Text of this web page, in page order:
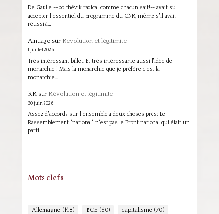
De Gaulle --bolchévik radical comme chacun sait!-- avait su
accepter l'essentiel du programme du CNR, même s'il avait
réussi à…
Ainuagesur Révolution et légitimité
1 juillet 2026
Très intéressant billet. Et très intéressante aussi l'idée de
monarchie ! Mais la monarchie que je préfère c'est la
monarchie…
RR sur Révolution et légitimité
30 juin 2026
Assez d'accords sur l'ensemble à deux choses près: Le
Rassemblement "national" n'est pas le Front national qui était un
parti…
Mots clefs
Allemagne (148) BCE (50) capitalisme (70)